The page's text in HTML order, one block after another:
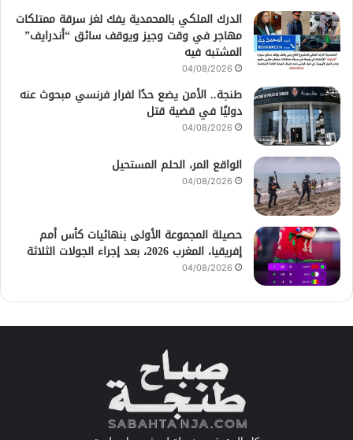
الدرك الملكي بالمحمدية يفك لغز سرقة ممتلكات
مهاجر في وقت وجيز ويوقف سائق “أندرايف”
المشتبه فيه
04/08/2026
طنجة.. الأمن يضع حدًا لفرار فرنسي مبحوث عنه
دوليًا في قضية قتل
04/08/2026
الواقع المر، الحلم المستحيل
04/08/2026
حصيلة المجموعة الأولى بنهائيات كأس أمم
إفريقيا، المغرب 2026، بعد إجراء الجولات الثلاثة
04/08/2026